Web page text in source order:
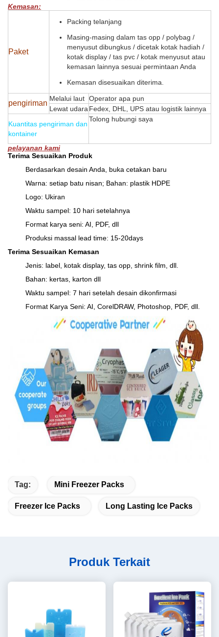
Kemasan:
Paket
Packing telanjang
Masing-masing dalam tas opp / polybag /
menyusut dibungkus / dicetak kotak hadiah /
kotak display / tas pvc / kotak menyusut atau
kemasan lainnya sesuai permintaan Anda
Kemasan disesuaikan diterima.
pengiriman
Melalui laut Operator apa pun
Lewat udara Fedex, DHL, UPS atau logistik lainnya
Kuantitas pengiriman dan
kontainer
Tolong hubungi saya
pelayanan kami
Terima Sesuaikan Produk
Berdasarkan desain Anda, buka cetakan baru
Warna: setiap batu nisan; Bahan: plastik HDPE
Logo: Ukiran
Waktu sampel: 10 hari setelahnya
Format karya seni: AI, PDF, dll
Produksi massal lead time: 15-20days
Terima Sesuaikan Kemasan
Jenis: label, kotak display, tas opp, shrink film, dll.
Bahan: kertas, karton dll
Waktu sampel: 7 hari setelah desain dikonfirmasi
Format Karya Seni: AI, CorelDRAW, Photoshop, PDF, dll.
Tag: Mini Freezer Packs
Freezer Ice Packs Long Lasting Ice Packs
Produk Terkait